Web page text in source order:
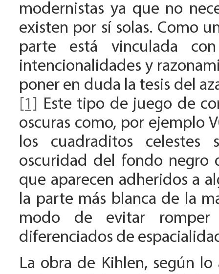
modernistas ya que no
existen por sí solas. Como
parte está vinculada
intencionalidades y
poner en duda la tesis del
[1] Este tipo de juego de
oscuras como, por ejemplo
los cuadraditos celestes
oscuridad del fondo negro
que aparecen adheridos a
la parte más blanca de la
modo de evitar
diferenciados de
La obra de Kihlen, según